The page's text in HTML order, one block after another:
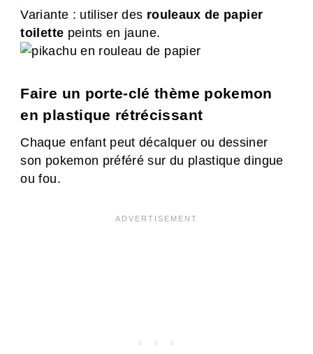
Variante : utiliser des rouleaux de papier
toilette peints en jaune.
Faire un porte-clé thème pokemon
en plastique rétrécissant
Chaque enfant peut décalquer ou dessiner
son pokemon préféré sur du plastique dingue
ou fou.